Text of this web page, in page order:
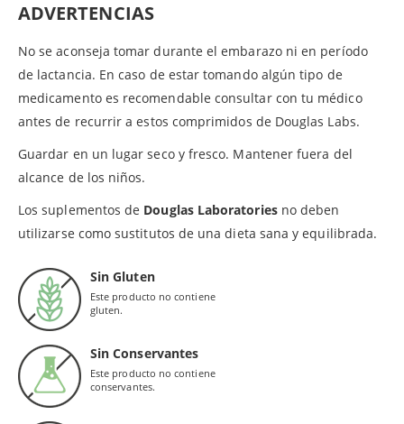
ADVERTENCIAS
No se aconseja tomar durante el embarazo ni en período
de lactancia. En caso de estar tomando algún tipo de
medicamento es recomendable consultar con tu médico
antes de recurrir a estos comprimidos de Douglas Labs.
Guardar en un lugar seco y fresco. Mantener fuera del
alcance de los niños.
Los suplementos de Douglas Laboratoriesno deben
utilizarse como sustitutos de una dieta sana y equilibrada.
Sin Gluten
Este producto no contiene
gluten.
Sin Conservantes
Este producto no contiene
conservantes.